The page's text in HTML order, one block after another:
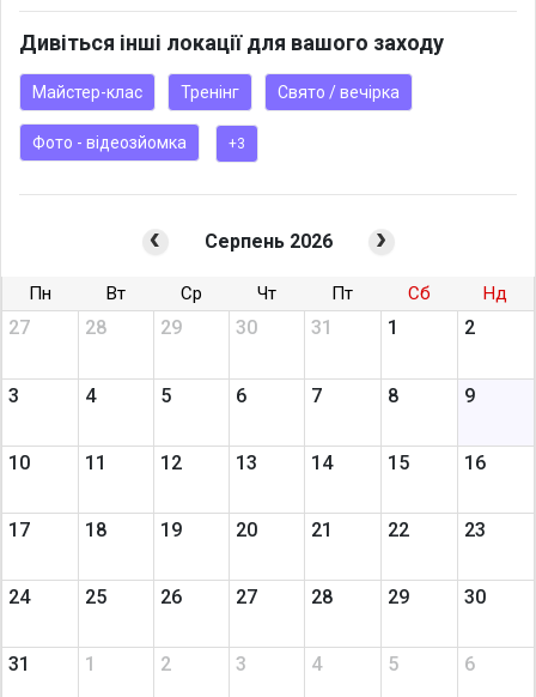
Дивіться інші локації для вашого заходу
Майстер-клас Тренінг Свято / вечірка
Фото - відеозйомка +3
Серпень 2026
Пн Вт Ср Чт Пт Сб Нд
27 28 29 30 31 1 2
3 4 5 6 7 8 9
10 11 12 13 14 15 16
17 18 19 20 21 22 23
24 25 26 27 28 29 30
31 1 2 3 4 5 6